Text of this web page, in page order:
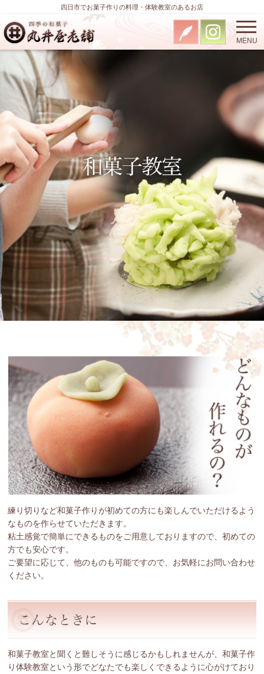
四日市でお菓子作りの料理・体験教室のあるお店
MENU
練り切りなど和菓子作りが初めての方にも楽しんでいただけるよう
なものを作らせていただきます。
粘土感覚で簡単にできるものをご用意しておりますので、初めての
方でも安心です。
ご要望に応じて、他のものも可能ですので、お気軽にお問い合わせ
ください。
和菓子教室と聞くと難しそうに感じるかもしれませんが、和菓子作
り体験教室という形でどなたでも楽しくできるように心がけており